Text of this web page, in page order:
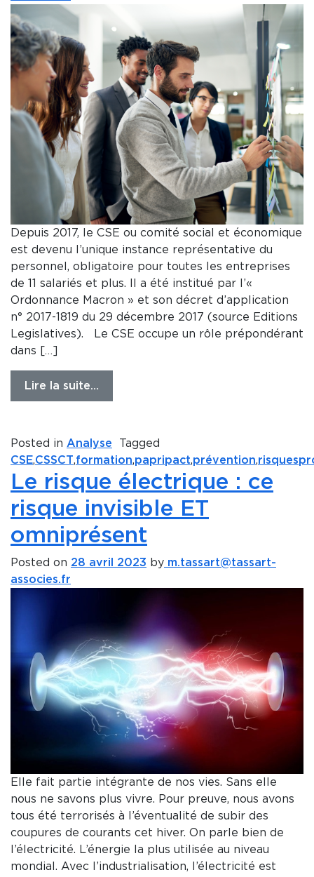
Depuis 2017, le CSE ou comité social et économique
est devenu l’unique instance représentative du
personnel, obligatoire pour toutes les entreprises
de 11 salariés et plus. Il a été institué par l’«
Ordonnance Macron » et son décret d’application
n° 2017-1819 du 29 décembre 2017 (source Editions
Legislatives). Le CSE occupe un rôle prépondérant
dans […]
Lire la suite…
Posted in Analyse
Tagged
CSE,CSSCT,formation,papripact,prévention,
Le risque électrique : ce
risque invisible ET
omniprésent
Posted on 28 avril 2023 by m.tassart@tassart-
associes.fr
Elle fait partie intégrante de nos vies. Sans elle
nous ne savons plus vivre. Pour preuve, nous avons
tous été terrorisés à l’éventualité de subir des
coupures de courants cet hiver. On parle bien de
l’électricité. L’énergie la plus utilisée au niveau
mondial. Avec l’industrialisation, l’électricité est